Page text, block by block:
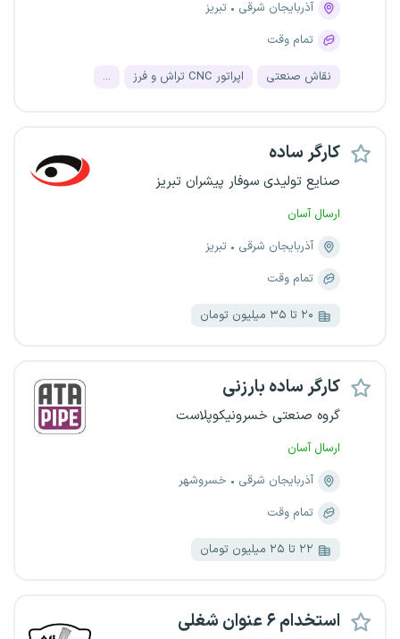
آذربایجان شرقی
تبریز
تمام وقت
نقاش صنعتی اپراتور CNC تراش و فرز ...
کارگر ساده
صنایع تولیدی سوفار پیشران تبریز
ارسال آسان
آذربایجان شرقی
تبریز
تمام وقت
۲۰ تا ۳۵ میلیون تومان
کارگر ساده بارزنی
گروه صنعتی خسرونیکوپلاست
ارسال آسان
آذربایجان شرقی
خسروشهر
تمام وقت
۲۲ تا ۲۵ میلیون تومان
استخدام ۶ عنوان شغلی